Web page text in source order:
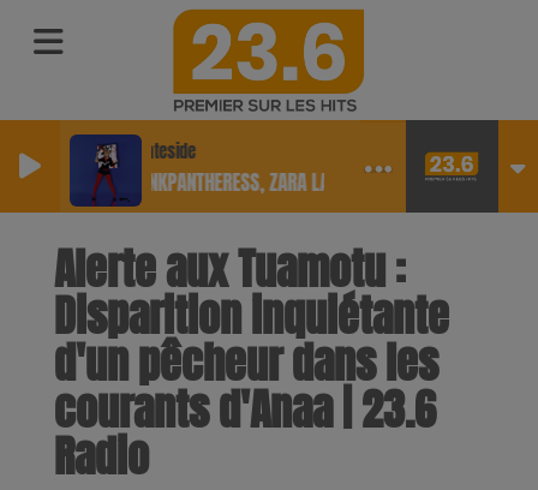
Stateside
PINKPANTHERESS, ZARA LARSSON
Alerte aux Tuamotu :
Disparition inquiétante
d'un pêcheur dans les
courants d'Anaa | 23.6
Radio